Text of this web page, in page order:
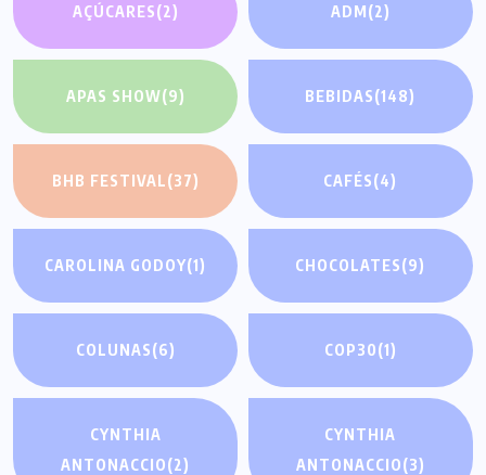
AÇÚCARES(2) ADM(2)
APAS SHOW(9) BEBIDAS(148)
BHB FESTIVAL(37) CAFÉS(4)
CAROLINA GODOY(1) CHOCOLATES(9)
COLUNAS(6) COP30(1)
CYNTHIA
ANTONACCIO(2)
CYNTHIA
ANTONACCIO(3)